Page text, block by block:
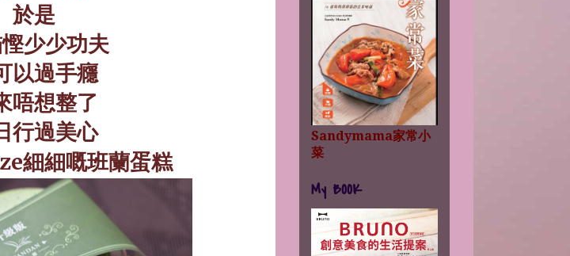
於是
少少功夫
以過手癮
唔想整了
行過美心
細細嘅班蘭蛋糕
Sandymama家常小
菜
My BOOK